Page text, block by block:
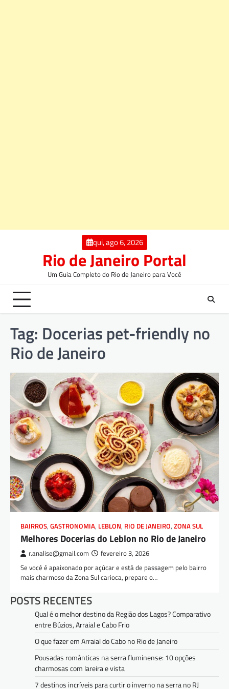
qui, ago 6, 2026
Rio de Janeiro Portal
Um Guia Completo do Rio de Janeiro para Você
Tag: Docerias pet-friendly no
Rio de Janeiro
BAIRROS, GASTRONOMIA, LEBLON, RIO DE JANEIRO, ZONA SUL
Melhores Docerias do Leblon no Rio de Janeiro
r.analise@gmail.com fevereiro 3, 2026
Se você é apaixonado por açúcar e está de passagem pelo bairro
mais charmoso da Zona Sul carioca, prepare o…
POSTS RECENTES
Qual é o melhor destino da Região dos Lagos? Comparativo
entre Búzios, Arraial e Cabo Frio
O que fazer em Arraial do Cabo no Rio de Janeiro
Pousadas românticas na serra fluminense: 10 opções
charmosas com lareira e vista
7 destinos incríveis para curtir o inverno na serra no RJ